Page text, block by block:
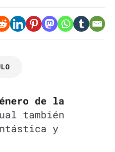
de la
también
y